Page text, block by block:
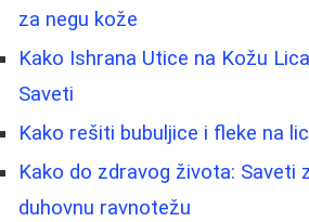
za negu kože
Kako Ishrana Utice na Kožu
Saveti
Kako rešiti bubuljice i fleke na
Kako do zdravog života: Saveti
duhovnu ravnotežu